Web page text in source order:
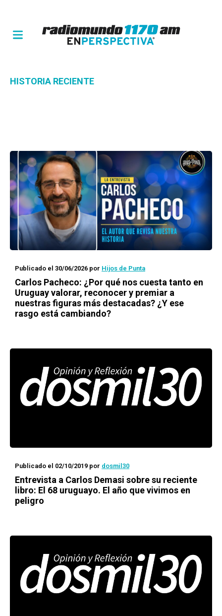
HISTORIA RECIENTE
Publicado el 30/06/2026 por Hijos de Punta
Carlos Pacheco: ¿Por qué nos cuesta tanto en
Uruguay valorar, reconocer y premiar a
nuestras figuras más destacadas? ¿Y ese
rasgo está cambiando?
Publicado el 02/10/2019 por dosmil30
Entrevista a Carlos Demasi sobre su reciente
libro: El 68 uruguayo. El año que vivimos en
peligro